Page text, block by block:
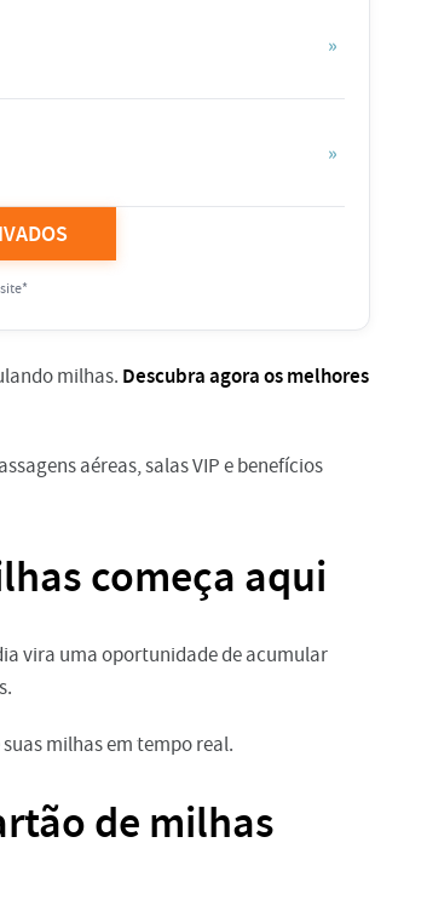
»
»
milhas. Descubra agora os melhores
aéreas, salas VIP e benefícios
começa aqui
vira uma oportunidade de acumular
milhas em tempo real.
de milhas